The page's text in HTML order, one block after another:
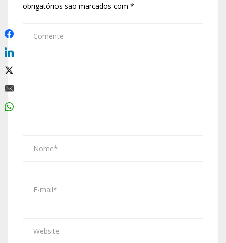
obrigatórios são marcados com *